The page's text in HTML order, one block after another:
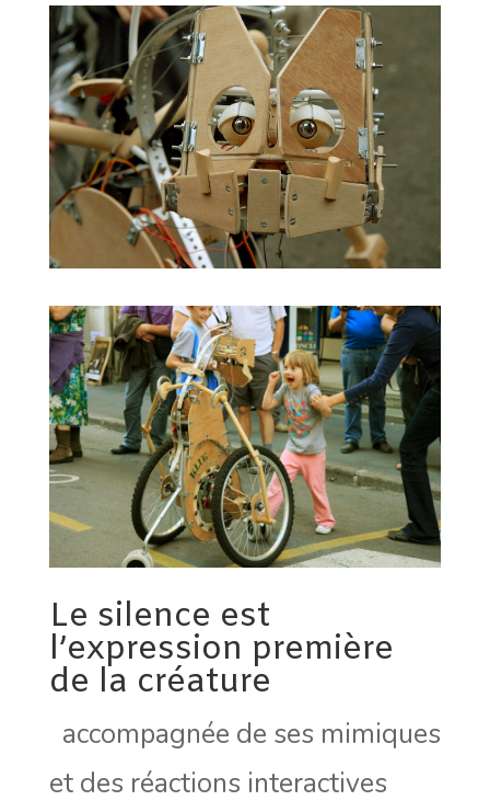
Le silence est
l’expression première
de la créature
accompagnée de ses mimiques
et des réactions interactives